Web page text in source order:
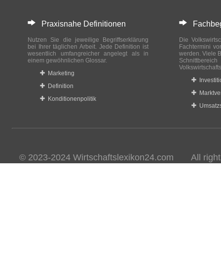
Praxisnahe Definitionen
Nutzen Sie die jeweilige Begriffserklärung
bei Ihrer täglichen Arbeit. Jede Definition ist
wesentlich umfangreicher angelegt als in
einem gewöhnlichen Glossar.
Marketing
Definition
Konditionenpolitik
Die
Fachtermini
werden. Viele
© 2023-2024 Wirtschaftslexikon24.com All